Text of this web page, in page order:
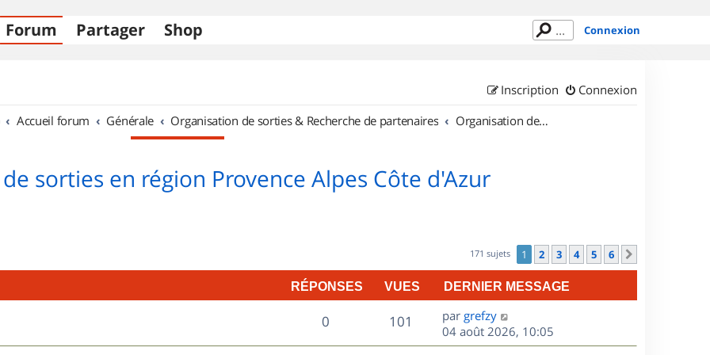
Forum Partager Shop Connexion
Connexion
Inscription
Accueil forum Générale Organisation de sorties & Recherche de partenaires Organisation de sorties en région Provence Alpes Côte d'Azur
sorties en région Provence Alpes Côte d'Azur
171 sujets 1 2 3 4 5 6
RÉPONSES VUES DERNIER MESSAGE
0R
é
101
u
D
e
r
par grefzy
04 août 2026, 10:05